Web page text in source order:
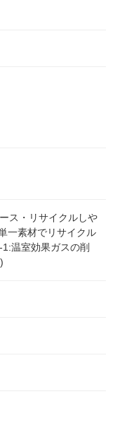
ス・リサイクルしや
一素材でリサイクル
温室効果ガスの削